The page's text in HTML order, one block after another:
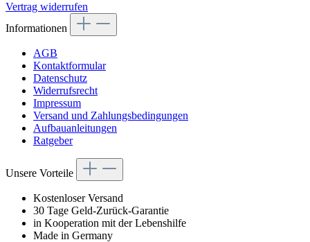
Vertrag widerrufen
Informationen
AGB
Kontaktformular
Datenschutz
Widerrufsrecht
Impressum
Versand und Zahlungsbedingungen
Aufbauanleitungen
Ratgeber
Unsere Vorteile
Kostenloser Versand
30 Tage Geld-Zurück-Garantie
in Kooperation mit der Lebenshilfe
Made in Germany